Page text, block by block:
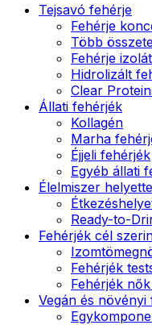
Tejsavó fehérje
Fehérje
Több
Fehérje
Hidrolizált
Clear
Állati fehérjék
Kollagén
Marha
Éjjeli fehérjék
Egyéb állati
Élelmiszer
Ready-to-
Fehérjék cél
Fehérjék
Fehérjék
Vegán és növényi